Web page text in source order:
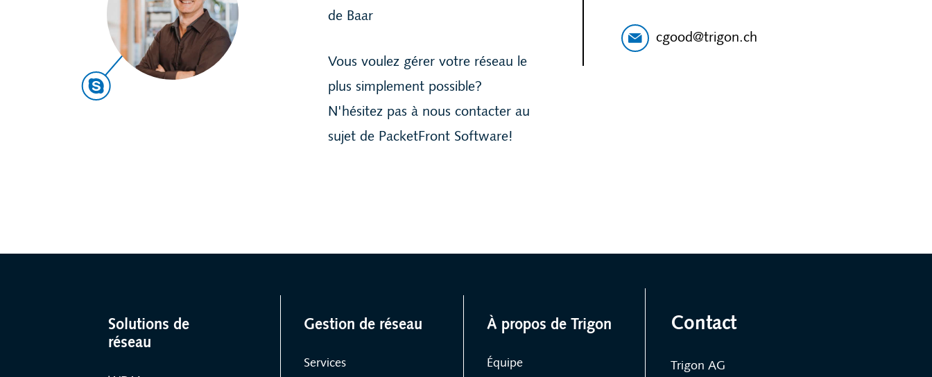
de Baar
Vous voulez gérer votre réseau le
plus simplement possible?
N'hésitez pas à nous contacter au
sujet de PacketFront Software!
cgood@trigon.ch
Solutions de
réseau
Gestion de réseau
Services
À propos de Trigon
Équipe
Contact
Trigon AG